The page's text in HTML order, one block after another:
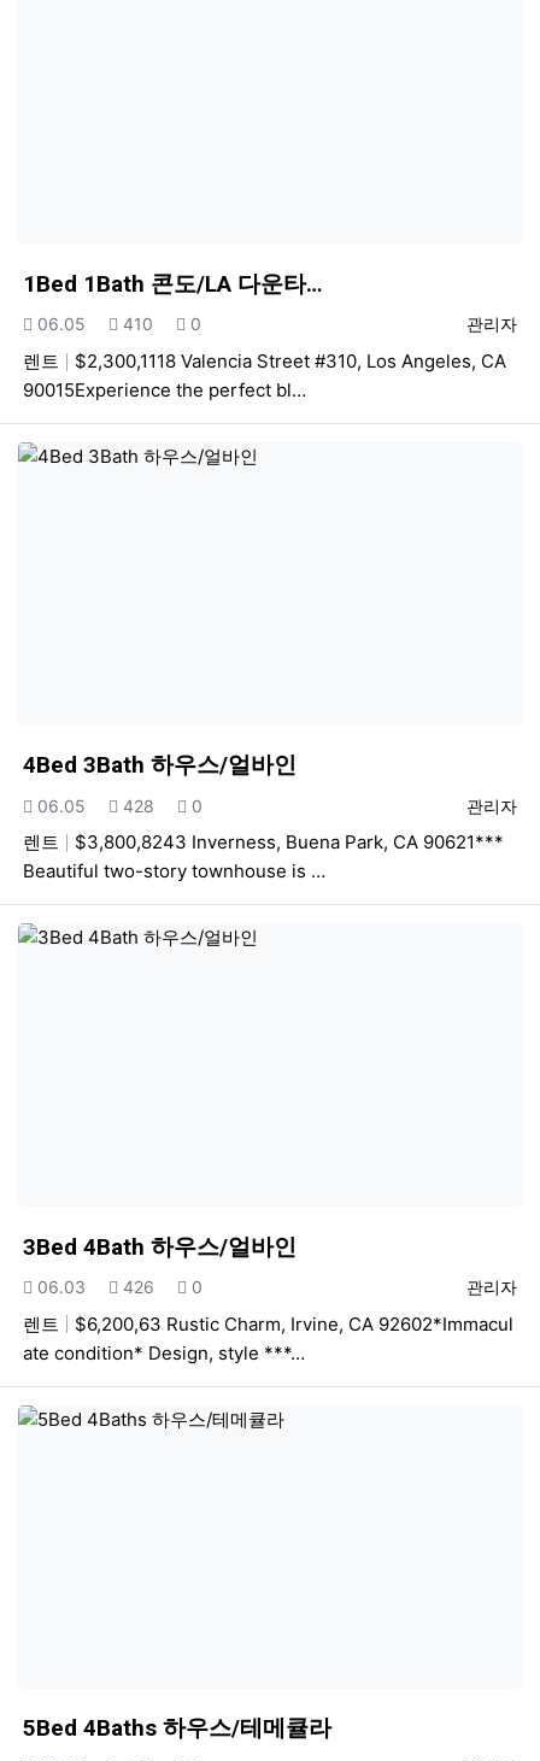
1Bed 1Bath 콘도/LA 다운타…
등록자
관리자
등록일
06.05 조회
410 추천
0
렌트
$2,300,1118 Valencia Street #310, Los Angeles, CA
90015Experience the perfect bl…
4Bed 3Bath 하우스/얼바인
등록자
관리자
등록일
06.05 조회
428 추천
0
렌트
$3,800,8243 Inverness, Buena Park, CA 90621***
Beautiful two-story townhouse is …
3Bed 4Bath 하우스/얼바인
등록자
관리자
등록일
06.03 조회
426 추천
0
렌트
$6,200,63 Rustic Charm, Irvine, CA 92602*Immacul
ate condition* Design, style ***…
5Bed 4Baths 하우스/테메큘라